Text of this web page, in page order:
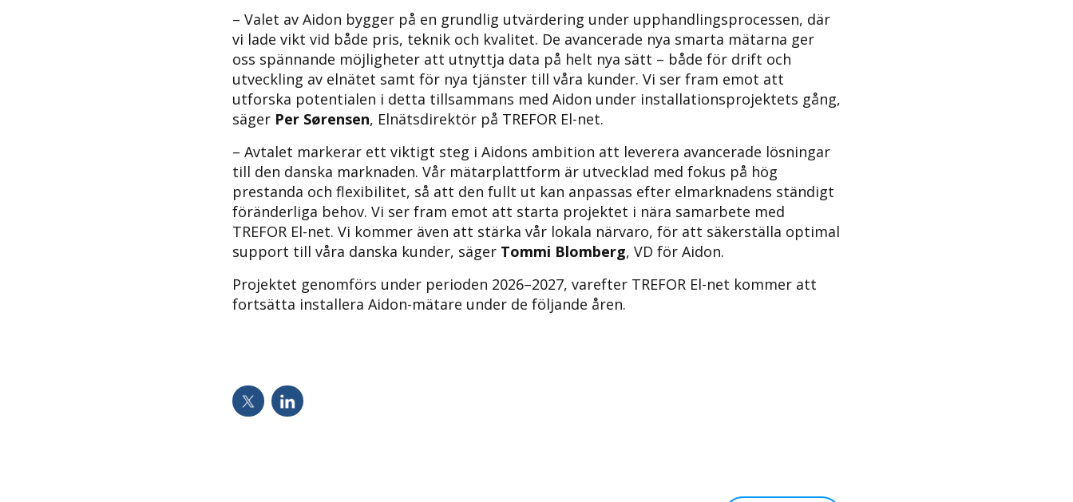
– Valet av Aidon bygger på en grundlig utvärdering under upphandlingsprocessen, där
vi lade vikt vid både pris, teknik och kvalitet. De avancerade nya smarta mätarna ger
oss spännande möjligheter att utnyttja data på helt nya sätt – både för drift och
utveckling av elnätet samt för nya tjänster till våra kunder. Vi ser fram emot att
utforska potentialen i detta tillsammans med Aidon under installationsprojektets gång,
säger Per Sørensen, Elnätsdirektör på TREFOR El-net.
– Avtalet markerar ett viktigt steg i Aidons ambition att leverera avancerade lösningar
till den danska marknaden. Vår mätarplattform är utvecklad med fokus på hög
prestanda och flexibilitet, så att den fullt ut kan anpassas efter elmarknadens ständigt
föränderliga behov. Vi ser fram emot att starta projektet i nära samarbete med
TREFOR El-net. Vi kommer även att stärka vår lokala närvaro, för att säkerställa optimal
support till våra danska kunder, säger Tommi Blomberg, VD för Aidon.
Projektet genomförs under perioden 2026–2027, varefter TREFOR El-net kommer att
fortsätta installera Aidon-mätare under de följande åren.